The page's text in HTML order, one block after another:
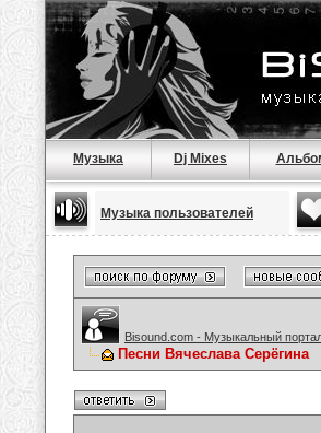
Музыка Dj Mixes
Музыка пользователей
Bisound.com - Музыкальный
Песни Вячеслава Серёгина